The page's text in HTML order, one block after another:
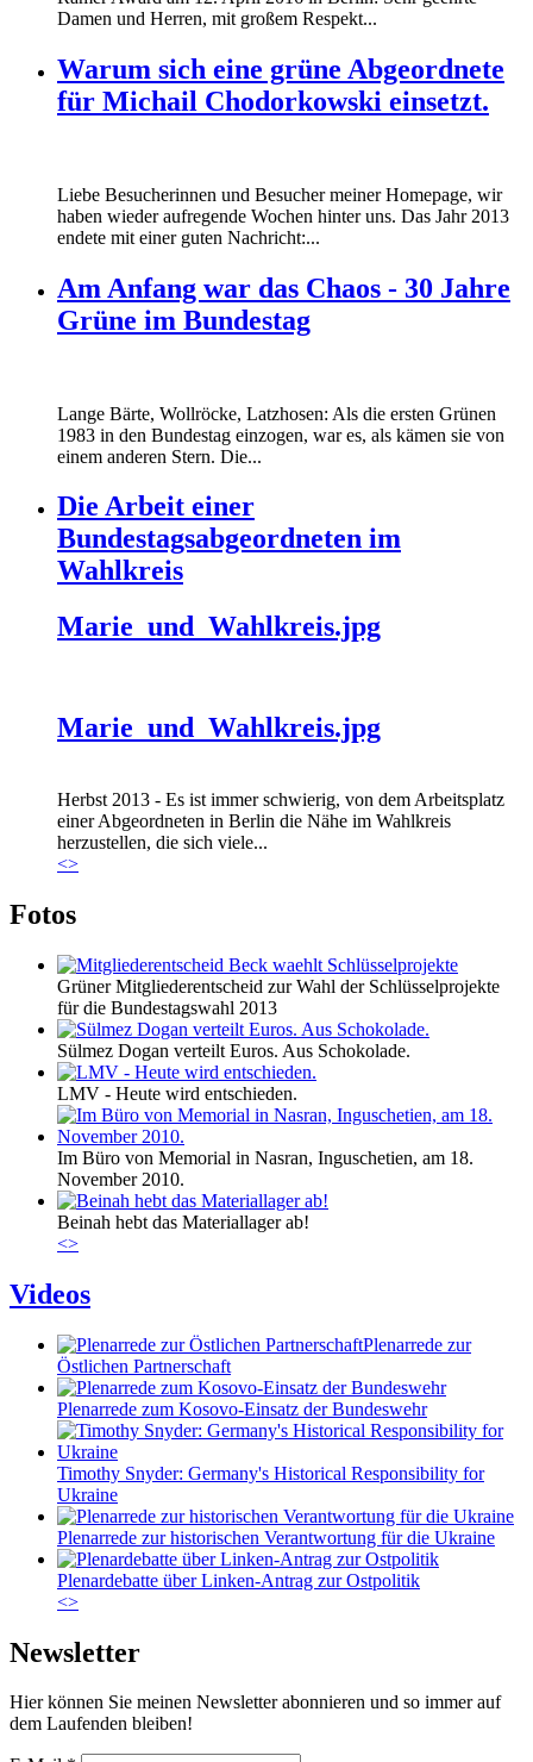
Damen und Herren, mit großem Respekt...
Warum sich eine grüne Abgeordnete
für Michail Chodorkowski einsetzt.
Liebe Besucherinnen und Besucher meiner Homepage, wir
haben wieder aufregende Wochen hinter uns. Das Jahr 2013
endete mit einer guten Nachricht:...
Am Anfang war das Chaos - 30 Jahre
Grüne im Bundestag
Lange Bärte, Wollröcke, Latzhosen: Als die ersten Grünen
1983 in den Bundestag einzogen, war es, als kämen sie von
einem anderen Stern. Die...
Die Arbeit einer
Bundestagsabgeordneten im
Wahlkreis
Marie_und_Wahlkreis.jpg
Marie_und_Wahlkreis.jpg
Herbst 2013 - Es ist immer schwierig, von dem Arbeitsplatz
einer Abgeordneten in Berlin die Nähe im Wahlkreis
herzustellen, die sich viele...
<>
Fotos
Grüner Mitgliederentscheid zur Wahl der Schlüsselprojekte
für die Bundestagswahl 2013
Sülmez Dogan verteilt Euros. Aus Schokolade.
LMV - Heute wird entschieden.
Im Büro von Memorial in Nasran, Inguschetien, am 18.
November 2010.
Beinah hebt das Materiallager ab!
<>
Videos
Plenarrede zur
Östlichen Partnerschaft
Plenarrede zum Kosovo-Einsatz der Bundeswehr
Timothy Snyder: Germany's Historical Responsibility for
Ukraine
Plenarrede zur historischen Verantwortung für die Ukraine
Plenardebatte über Linken-Antrag zur Ostpolitik
<>
Newsletter
Hier können Sie meinen Newsletter abonnieren und so immer auf
dem Laufenden bleiben!